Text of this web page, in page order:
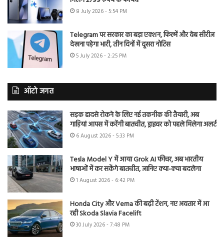
8 July 2026 - 5:54 PM
Telegram पर सरकार का बड़ा एक्शन, फिल्में और वेब सीरीज
देखना पड़ेगा भारी, तीन दिनों में दूसरा नोटिस
5 July 2026 - 2:25 PM
ऑटो जगत
सड़क हादसे रोकने के लिए नई तकनीक की तैयारी, अब
गाड़ियां आपस में करेंगी बातचीत, ड्राइवर को पहले मिलेगा अलर्ट
6 August 2026 - 5:33 PM
Tesla Model Y में आया Grok AI फीचर, अब भारतीय
भाषाओं में कर सकेंगे बातचीत, जानिए क्या-क्या बदलेगा
1 August 2026 - 6:42 PM
Honda City और Verna की बढ़ी टेंशन, नए अवतार में आ
रही Skoda Slavia Facelift
30 July 2026 - 7:48 PM